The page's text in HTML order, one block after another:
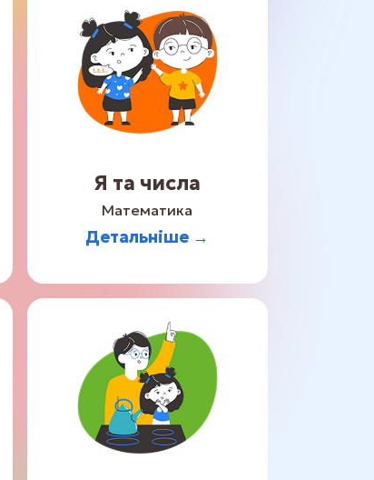
Я та числа
Математика
Детальніше →